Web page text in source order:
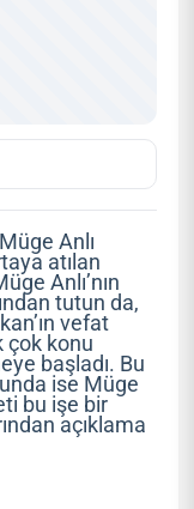
Anlı
atılan
Anlı’nın
tutun da,
vefat
çok konu
başladı. Bu
ise Müge
bu işe bir
açıklama